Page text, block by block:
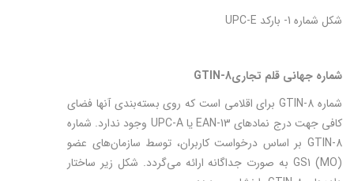
شکل شماره 1- بارکد UPC-E
شماره جهانی قلم تجاریGTIN-8
شماره GTIN-8 برای اقلامی است که روی بسته‌بندی آنها فضای
کافی جهت درج نمادهای EAN-13 یا UPC-A وجود ندارد. شماره
GTIN-8 بر اساس درخواست کاربران، توسط سازمان‌های عضو
GS1 (MO) به صورت جداگانه ارائه می‌گردد. شكل زیر ساختار